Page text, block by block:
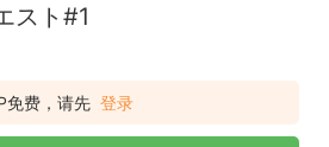
スト#1
免费，请先 登录